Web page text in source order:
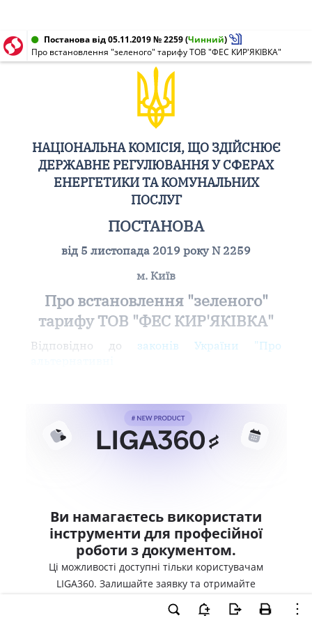
Постанова від 05.11.2019 № 2259(Чинний)
Про встановлення "зеленого" тарифу ТОВ "ФЕС КИР'ЯКІВКА"
НАЦІОНАЛЬНА КОМІСІЯ, ЩО ЗДІЙСНЮЄ
ДЕРЖАВНЕ РЕГУЛЮВАННЯ У СФЕРАХ
ЕНЕРГЕТИКИ ТА КОМУНАЛЬНИХ
ПОСЛУГ
ПОСТАНОВА
від 5 листопада 2019 року N 2259
м. Київ
Про встановлення "зеленого"
тарифу ТОВ "ФЕС КИР'ЯКІВКА"
Відповідно до законів України "Про
Ви намагаєтесь використати
інструменти для професійної
роботи з документом.
Ці можливості доступні тільки користувачам
LIGA360. Залишайте заявку та отримайте
доступ для професійної роботи прямо зараз.